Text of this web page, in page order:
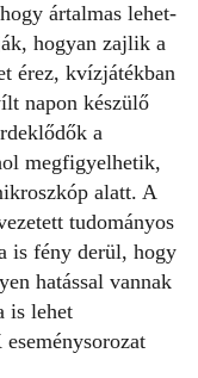
ártalmas lehet-
hogyan zajlik a
érez, kvízjátékban
napon készülő
a
megfigyelhetik,
alatt. A
tudományos
is fény derül, hogy
hatással vannak
is lehet